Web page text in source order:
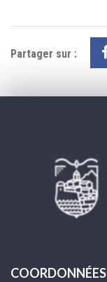
Partager sur :
COORDONNÉES